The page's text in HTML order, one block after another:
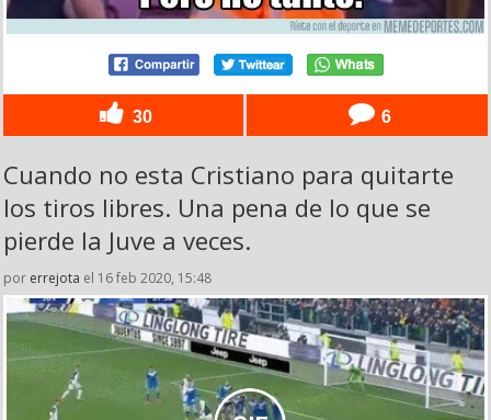
30 6
Cuando no esta Cristiano para quitarte
los tiros libres. Una pena de lo que se
pierde la Juve a veces.
por errejota el 16 feb 2020, 15:48